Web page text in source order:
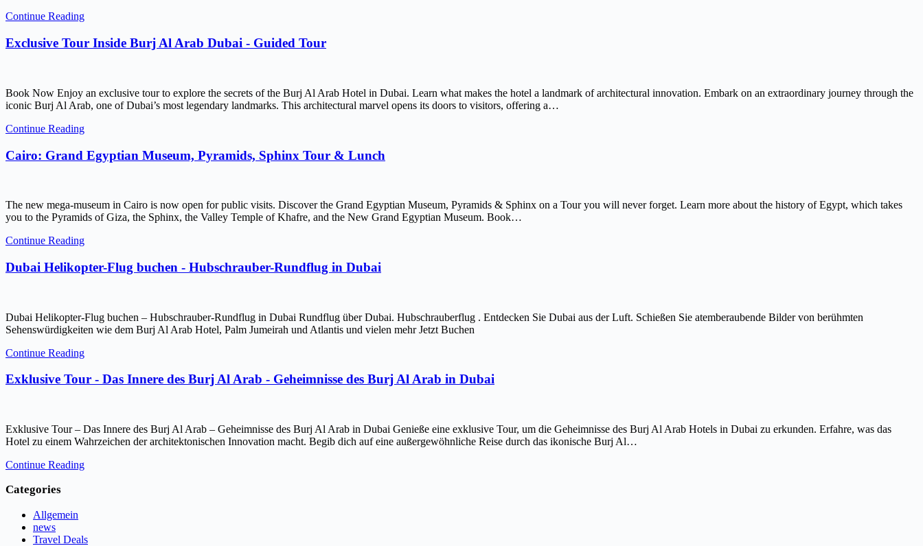
Continue Reading
Exclusive Tour Inside Burj Al Arab Dubai - Guided Tour
Book Now Enjoy an exclusive tour to explore the secrets of the Burj Al Arab Hotel in Dubai. Learn what makes the hotel a landmark of architectural innovation. Embark on an extraordinary journey through the
iconic Burj Al Arab, one of Dubai’s most legendary landmarks. This architectural marvel opens its doors to visitors, offering a…
Continue Reading
Cairo: Grand Egyptian Museum, Pyramids, Sphinx Tour & Lunch
The new mega-museum in Cairo is now open for public visits. Discover the Grand Egyptian Museum, Pyramids & Sphinx on a Tour you will never forget. Learn more about the history of Egypt, which takes
you to the Pyramids of Giza, the Sphinx, the Valley Temple of Khafre, and the New Grand Egyptian Museum. Book…
Continue Reading
Dubai Helikopter-Flug buchen - Hubschrauber-Rundflug in Dubai
Dubai Helikopter-Flug buchen – Hubschrauber-Rundflug in Dubai Rundflug über Dubai. Hubschrauberflug . Entdecken Sie Dubai aus der Luft. Schießen Sie atemberaubende Bilder von berühmten
Sehenswürdigkeiten wie dem Burj Al Arab Hotel, Palm Jumeirah und Atlantis und vielen mehr Jetzt Buchen
Continue Reading
Exklusive Tour - Das Innere des Burj Al Arab - Geheimnisse des Burj Al Arab in Dubai
Exklusive Tour – Das Innere des Burj Al Arab – Geheimnisse des Burj Al Arab in Dubai Genieße eine exklusive Tour, um die Geheimnisse des Burj Al Arab Hotels in Dubai zu erkunden. Erfahre, was das
Hotel zu einem Wahrzeichen der architektonischen Innovation macht. Begib dich auf eine außergewöhnliche Reise durch das ikonische Burj Al…
Continue Reading
Categories
Allgemein
news
Travel Deals